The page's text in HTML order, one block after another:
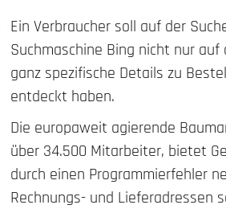
Ein Verbraucher soll auf der
Suchmaschine Bing nicht nur
ganz spezifische Details zu
entdeckt haben.
Die europaweit agierende
über 34.500 Mitarbeiter, bietet
durch einen Programmierfehler
Rechnungs- und Lieferadressen